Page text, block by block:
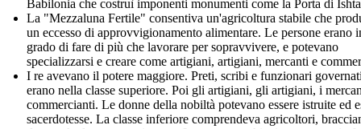
Babilonia che costruì imponenti monumenti come la Porta di
La "Mezzaluna Fertile" consentiva un'agricoltura stabile che
un eccesso di approvvigionamento alimentare. Le persone erano
grado di fare di più che lavorare per sopravvivere, e potevano
specializzarsi e creare come artigiani, artigiani, mercanti e
I re avevano il potere maggiore. Preti, scribi e funzionari
erano nella classe superiore. Poi gli artigiani, gli artigiani, i
commercianti. Le donne della nobiltà potevano essere istruite ed
sacerdotesse. La classe inferiore comprendeva agricoltori,